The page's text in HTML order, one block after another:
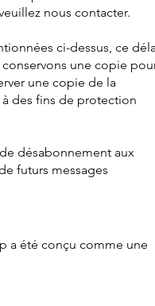
nous contacter.
ci-dessus, ce
une copie
une copie de la
des fins de protection
désabonnement aux
futurs messages
a été conçu comme une